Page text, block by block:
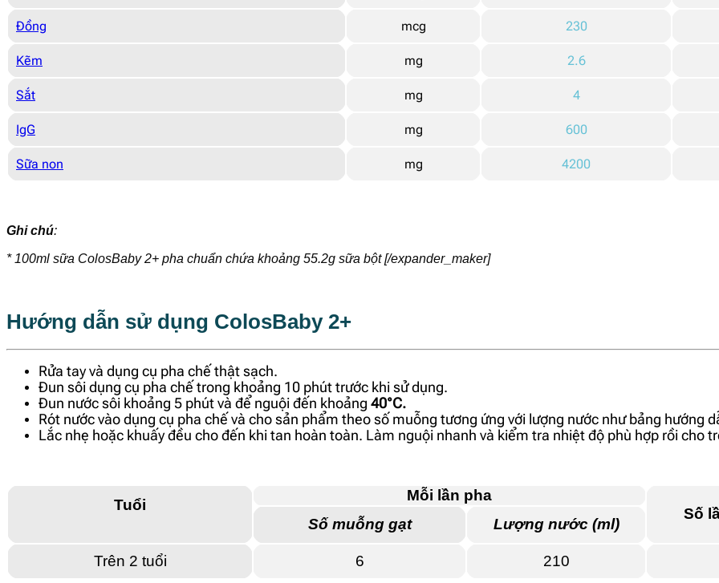
Đồng mcg 230
Kẽm mg 2.6
Sắt mg 4
IgG mg 600
Sữa non mg 4200
Ghi chú:
* 100ml sữa ColosBaby 2+ pha chuẩn chứa khoảng 55.2g sữa bột[/expander_maker]
Hướng dẫn sử dụng ColosBaby 2+
Rửa tay và dụng cụ pha chế thật sạch.
Đun sôi dụng cụ pha chế trong khoảng 10 phút trước khi sử dụng.
Đun nước sôi khoảng 5 phút và để nguội đến khoảng 40°C.
Rót nước vào dụng cụ pha chế và cho sản phẩm theo số muỗng tương ứng với lượng nước như bảng hướng
Lắc nhẹ hoặc khuấy đều cho đến khi tan hoàn toàn. Làm nguội nhanh và kiểm tra nhiệt độ phù hợp rồi cho
Tuổi
Mỗi lần pha
Số
Số muỗng gạt Lượng nước (ml)
Trên 2 tuổi 6 210